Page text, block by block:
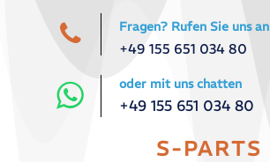
Fragen? Rufen Sie uns an
+49 155 651 034 80
oder mit uns chatten
+49 155 651 034 80
S-PARTS